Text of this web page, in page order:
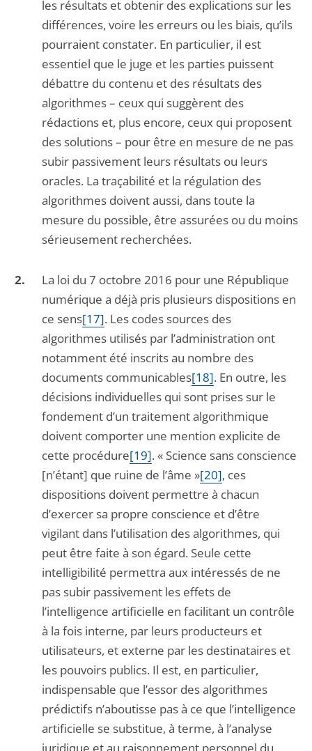
les résultats et obtenir des explications sur les
différences, voire les erreurs ou les biais, qu’ils
pourraient constater. En particulier, il est
essentiel que le juge et les parties puissent
débattre du contenu et des résultats des
algorithmes – ceux qui suggèrent des
rédactions et, plus encore, ceux qui proposent
des solutions – pour être en mesure de ne pas
subir passivement leurs résultats ou leurs
oracles. La traçabilité et la régulation des
algorithmes doivent aussi, dans toute la
mesure du possible, être assurées ou du moins
sérieusement recherchées.
La loi du 7 octobre 2016 pour une République
numérique a déjà pris plusieurs dispositions en
ce sens[17]. Les codes sources des
algorithmes utilisés par l’administration ont
notamment été inscrits au nombre des
documents communicables[18]. En outre, les
décisions individuelles qui sont prises sur le
fondement d’un traitement algorithmique
doivent comporter une mention explicite de
cette procédure[19]. « Science sans conscience
[n’étant] que ruine de l’âme »[20], ces
dispositions doivent permettre à chacun
d’exercer sa propre conscience et d’être
vigilant dans l’utilisation des algorithmes, qui
peut être faite à son égard. Seule cette
intelligibilité permettra aux intéressés de ne
pas subir passivement les effets de
l’intelligence artificielle en facilitant un contrôle
à la fois interne, par leurs producteurs et
utilisateurs, et externe par les destinataires et
les pouvoirs publics. Il est, en particulier,
indispensable que l’essor des algorithmes
prédictifs n’aboutisse pas à ce que l’intelligence
artificielle se substitue, à terme, à l’analyse